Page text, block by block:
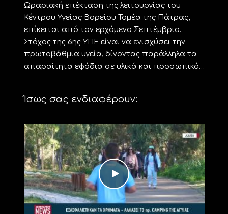
Ωραριακή επέκταση της λειτουργίας του
Κέντρου Υγείας Βορείου Τομέα της Πάτρας,
επίκειται από τον ερχόμενο Σεπτέμβριο.
Στόχος της 6ης ΥΠΕ είναι να ενισχύσει την
πρωτοβάθμια υγεία, δίνοντας παράλληλα τα
απαραίτητα εφόδια σε υλικά και προσωπικό…
Ίσως σας ενδιαφέρουν: